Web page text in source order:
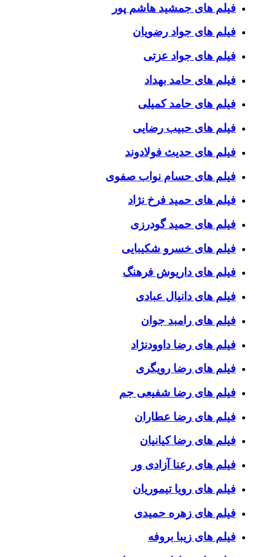
فیلم های جمشید هاشم پور
فیلم های جواد رضویان
فیلم های جواد عزتی
فیلم های حامد بهداد
فیلم های حامد کمیلی
فیلم های حبیب رضایی
فیلم های حدیث فولادوند
فیلم های حسام نواب صفوی
فیلم های حمید فرخ نژاد
فیلم های حمید گودرزی
فیلم های خسرو شکیبایی
فیلم های داریوش فرهنگ
فیلم های دانیال عبادی
فیلم های رامبد جوان
فیلم های رضا داوودنژاد
فیلم های رضا رویگری
فیلم های رضا شفیعی جم
فیلم های رضا عطاران
فیلم های رضا کیانیان
فیلم های رعنا آزادی ور
فیلم های رویا تیموریان
فیلم های زهره حمیدی
فیلم های زیبا بروفه